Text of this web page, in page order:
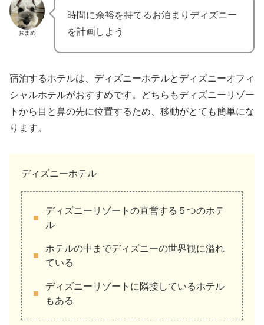
おまめ
時間に余裕を持てるお泊まりディズニー
を計画しよう
宿泊するホテルは、ディズニーホテルとディズニーオフィ
シャルホテルがおすすめです。どちらもディズニーリゾー
トから目と鼻の先に位置するため、移動がとても簡単にな
ります。
ディズニーホテル
ディズニーリゾートの直営する５つのホテ
ル
ホテルの中までディズニーの世界観に溢れ
ている
ディズニーリゾートに隣接しているホテル
もある